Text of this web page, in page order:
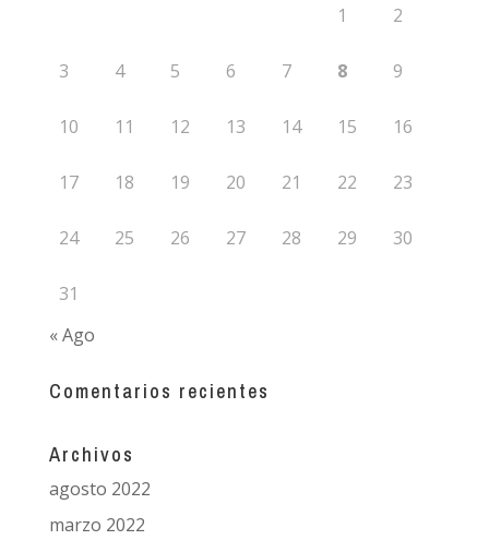
1 2
3 4 5 6 7 8 9
10 11 12 13 14 15 16
17 18 19 20 21 22 23
24 25 26 27 28 29 30
31
« Ago
Comentarios recientes
Archivos
agosto 2022
marzo 2022